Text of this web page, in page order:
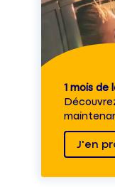
1 mois
J'en